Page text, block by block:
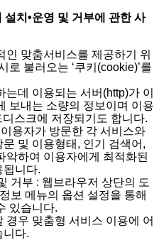
치•운영 및 거부에 관한 사
인 맞춤서비스를 제공하기 위
로 불러오는 ‘쿠키(cookie)’를
데 이용되는 서버(http)가 이
보내는 소량의 정보이며 이용
스크에 저장되기도 합니다.
용자가 방문한 각 서비스와
및 이용형태, 인기 검색어,
악하여 이용자에게 최적화된
됩니다.
거부 : 웹브라우저 상단의 도
보 메뉴의 옵션 설정을 통해
있습니다.
경우 맞춤형 서비스 이용에 어
니다.